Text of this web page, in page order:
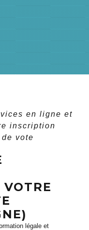
en ligne et
inscription
vote
légale et